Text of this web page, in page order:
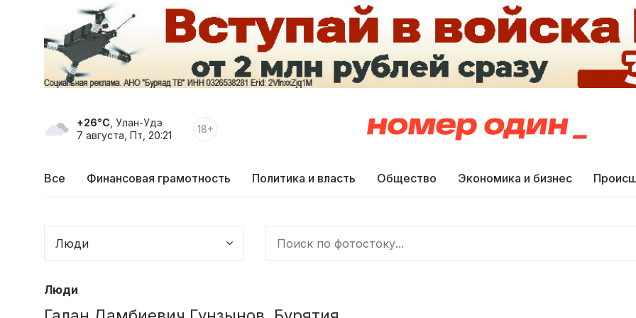
+26°C , Улан-Удэ
7 августа, Пт, 20:21
18+
Все Финансовая грамотность Политика и власть Общество Экономика и бизнес
Люди